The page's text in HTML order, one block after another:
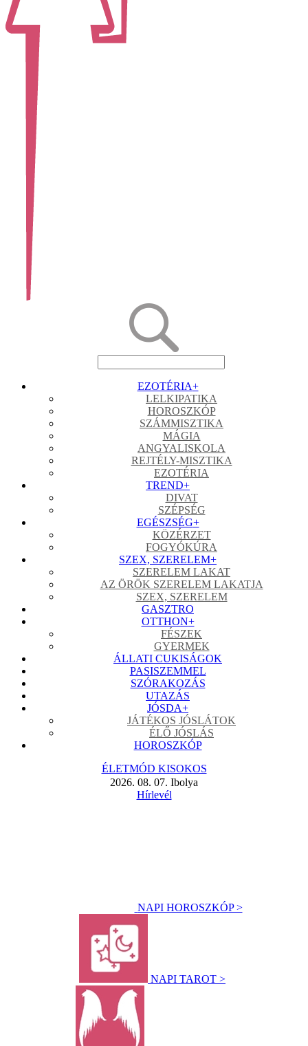
EZOTÉRIA+
LELKIPATIKA
HOROSZKÓP
SZÁMMISZTIKA
MÁGIA
ANGYALISKOLA
REJTÉLY-MISZTIKA
EZOTÉRIA
TREND+
DIVAT
SZÉPSÉG
EGÉSZSÉG+
KÖZÉRZET
FOGYÓKÚRA
SZEX, SZERELEM+
SZERELEM LAKAT
AZ ÖRÖK SZERELEM LAKATJA
SZEX, SZERELEM
GASZTRO
OTTHON+
FÉSZEK
GYERMEK
ÁLLATI CUKISÁGOK
PASISZEMMEL
SZÓRAKOZÁS
UTAZÁS
JÓSDA+
JÁTÉKOS JÓSLÁTOK
ÉLŐ JÓSLÁS
HOROSZKÓP
ÉLETMÓD KISOKOS
2026. 08. 07. Ibolya
Hírlevél
NAPI HOROSZKÓP >
NAPI TAROT >